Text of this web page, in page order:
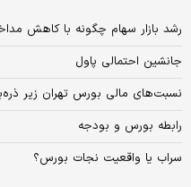
رشد بازار سهام چگونه با کاهش
جانشین احتمالی پاول
نسبت‌های مالی بورس تهران زیر
‌رابطه بورس و بودجه
سراب یا واقعیت نجات بورس؟